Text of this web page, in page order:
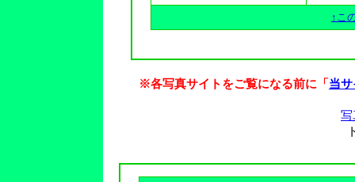
↑こ
※各写真サイトをご覧になる前に「 当
写